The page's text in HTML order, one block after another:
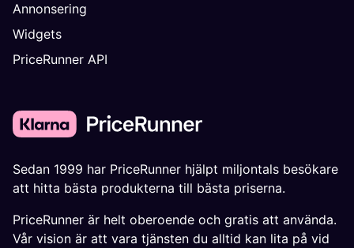
Annonsering
Widgets
PriceRunner API
Sedan 1999 har PriceRunner hjälpt miljontals besökare
att hitta bästa produkterna till bästa priserna.
PriceRunner är helt oberoende och gratis att använda.
Vår vision är att vara tjänsten du alltid kan lita på vid